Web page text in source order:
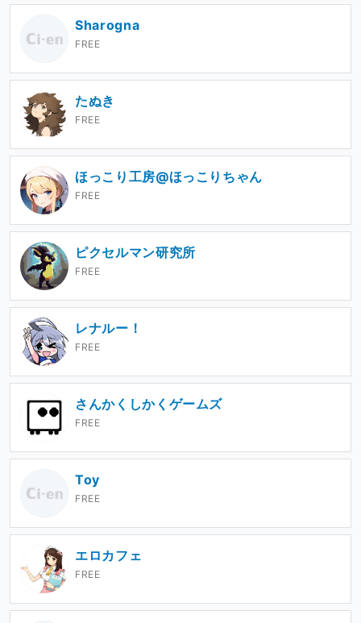
Sharogna
FREE
たぬき
FREE
ほっこり工房@ほっこりちゃん
FREE
ピクセルマン研究所
FREE
レナルー！
FREE
さんかくしかくゲームズ
FREE
Toy
FREE
エロカフェ
FREE